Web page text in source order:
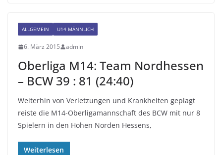
ALLGEMEIN U14 MÄNNLICH
6. März 2015 admin
Oberliga M14: Team Nordhessen
– BCW 39 : 81 (24:40)
Weiterhin von Verletzungen und Krankheiten geplagt
reiste die M14-Oberligamannschaft des BCW mit nur 8
Spielern in den Hohen Norden Hessens,
Weiterlesen